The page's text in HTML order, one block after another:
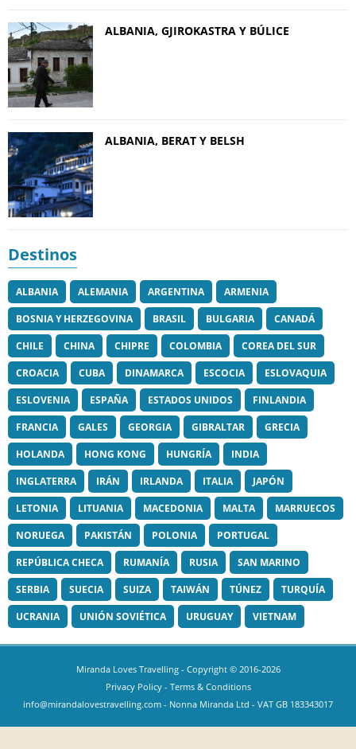
ALBANIA, GJIROKASTRA Y BÚLICE
ALBANIA, BERAT Y BELSH
Destinos
ALBANIA ALEMANIA ARGENTINA
ARMENIA
BOSNIA Y HERZEGOVINA
BRASIL BULGARIA
CANADÁ
CHILE
CHINA CHIPRE COLOMBIA
COREA DEL SUR
CROACIA
CUBA DINAMARCA ESCOCIA
ESLOVAQUIA
ESLOVENIA
ESPAÑA ESTADOS UNIDOS
FINLANDIA
FRANCIA
GALES GEORGIA GIBRALTAR
GRECIA
HOLANDA
HONG KONG HUNGRÍA
INDIA
INGLATERRA
IRÁN IRLANDA ITALIA
JAPÓN
LETONIA
LITUANIA MACEDONIA MALTA
MARRUECOS
NORUEGA
PAKISTÁN POLONIA
PORTUGAL
REPÚBLICA CHECA
RUMANÍA RUSIA
SAN MARINO
SERBIA
SUECIA SUIZA TAIWÁN TÚNEZ
TURQUÍA
UCRANIA
UNIÓN SOVIÉTICA URUGUAY VIETNAM
Miranda Loves Travelling- Copyright © 2016-2026
Privacy Policy- Terms & Conditions
info@mirandalovestravelling.com - Nonna Miranda Ltd - VAT GB 183343017